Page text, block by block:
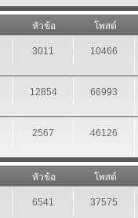
หัวข้อ โพสต์
3011 10466
12854 66993
2567 46126
หัวข้อ โพสต์
6541 37575